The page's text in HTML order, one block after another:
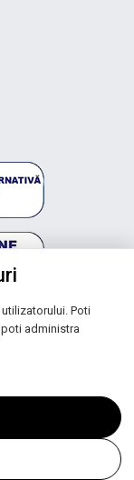
Poti
administra